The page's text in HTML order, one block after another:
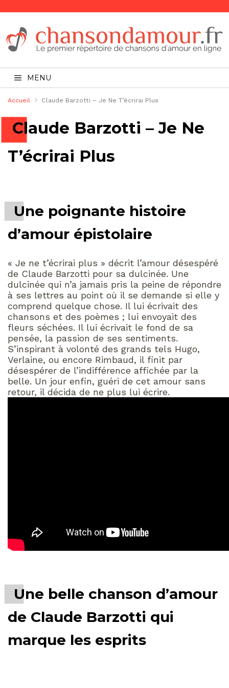
MENU
Accueil Claude Barzotti – Je Ne T’écrirai Plus
Claude Barzotti – Je Ne
T’écrirai Plus
Une poignante histoire
d’amour épistolaire
« Je ne t’écrirai plus » décrit l’amour désespéré
de Claude Barzotti pour sa dulcinée. Une
dulcinée qui n’a jamais pris la peine de répondre
à ses lettres au point où il se demande si elle y
comprend quelque chose. Il lui écrivait des
chansons et des poèmes ; lui envoyait des
fleurs séchées. Il lui écrivait le fond de sa
pensée, la passion de ses sentiments.
S’inspirant à volonté des grands tels Hugo,
Verlaine, ou encore Rimbaud, il finit par
désespérer de l’indifférence affichée par la
belle. Un jour enfin, guéri de cet amour sans
retour, il décida de ne plus lui écrire.
Une belle chanson d’amour
de Claude Barzotti qui
marque les esprits